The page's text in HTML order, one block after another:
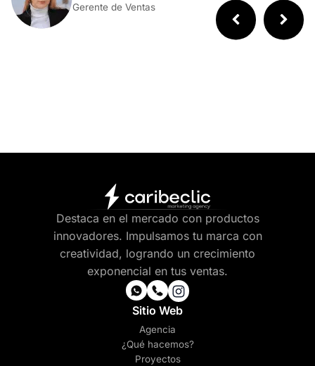
Gerente de Ventas
Destaca en el mercado con productos
innovadores. Impulsamos tu marca con
creatividad, logrando un crecimiento
exponencial en tus ventas.
Sitio Web
Agencia
¿Qué hacemos?
Proyectos